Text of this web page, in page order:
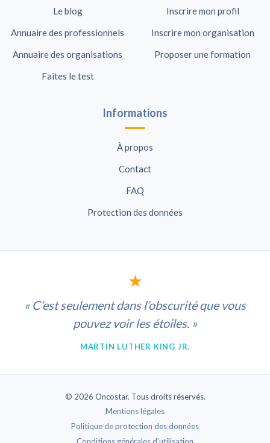
Le blog
Annuaire des professionnels
Annuaire des organisations
Faites le test
Inscrire mon profil
Inscrire mon organisation
Proposer une formation
Informations
À propos
Contact
FAQ
Protection des données
★
« C’est seulement dans l’obscurité que vous
pouvez voir les étoiles. »
MARTIN LUTHER KING JR.
© 2026 Oncostar. Tous droits réservés.
Mentions légales
Politique de protection des données
Conditions générales d’utilisation